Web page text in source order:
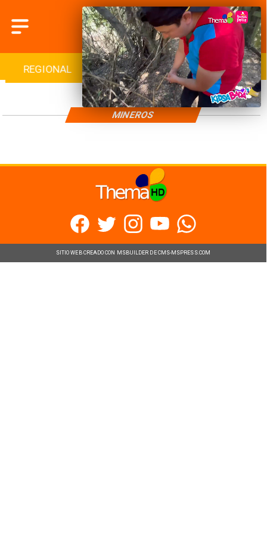
REGIONAL INTERNACIONAL DEPORTES
MINEROS
SITIO WEB CREADO CON MSBUILDER DE CMS-MSPRESS.COM